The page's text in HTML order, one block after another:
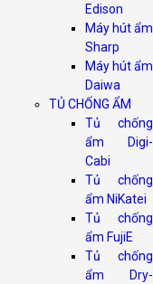
Edison
Máy hút ẩm
Sharp
Máy hút ẩm
Daiwa
TỦ CHỐNG ẨM
Tủ chống
ẩm Digi-
Cabi
Tủ chống
ẩm NiKatei
Tủ chống
ẩm FujiE
Tủ chống
ẩm Dry-